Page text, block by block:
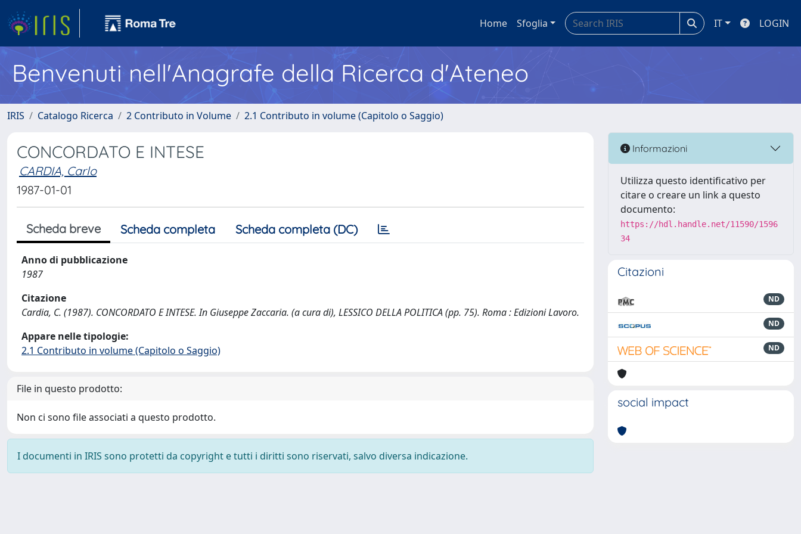
Home Sfoglia IT LOGIN
Benvenuti nell'Anagrafe della Ricerca d'Ateneo
IRIS Catalogo Ricerca 2 Contributo in Volume 2.1 Contributo in volume (Capitolo o Saggio)
CONCORDATO E INTESE
CARDIA, Carlo
1987-01-01
Scheda breve Scheda completa Scheda completa (DC)
Anno di pubblicazione
1987
Citazione
Cardia, C. (1987). CONCORDATO E INTESE. In Giuseppe Zaccaria. (a cura di), LESSICO DELLA POLITICA (pp. 75). Roma : Edizioni Lavoro.
Appare nelle tipologie:
2.1 Contributo in volume (Capitolo o Saggio)
File in questo prodotto:
Non ci sono file associati a questo prodotto.
I documenti in IRIS sono protetti da copyright e tutti i diritti sono riservati, salvo diversa indicazione.
Informazioni
Utilizza questo identificativo per
citare o creare un link a questo
documento:
https://hdl.handle.net/11590/1596
34
Citazioni
ND
ND
ND
social impact